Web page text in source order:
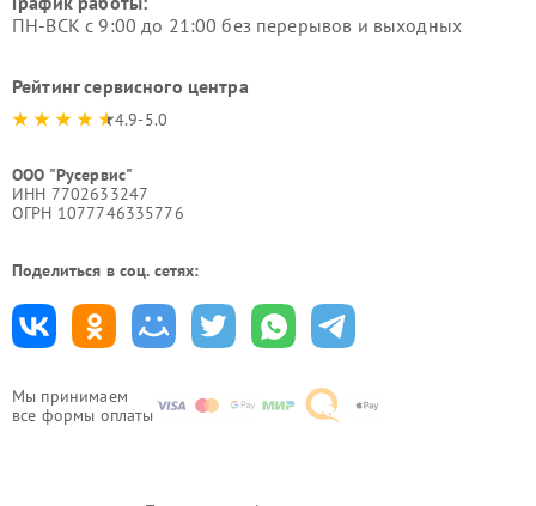
Мы принимаем
все формы оплаты
ПН-ВСК с 9:00 до 21:00 без перерывов и выходных
Рейтинг сервисного центра
4.9-5.0
ООО "Русервис"
ИНН 7702633247
ОГРН 1077746335776
Поделиться в соц. сетях: